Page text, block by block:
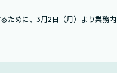
ために、3月2日（月）より業務内